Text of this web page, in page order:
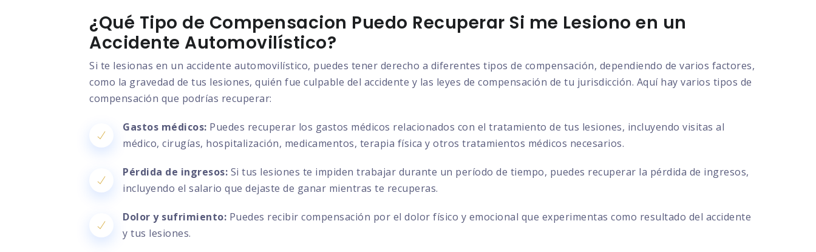
¿Qué Tipo de Compensacion Puedo Recuperar Si me Lesiono en un
Accidente Automovilístico?
Si te lesionas en un accidente automovilístico, puedes tener derecho a diferentes tipos de compensación, dependiendo de varios factores,
como la gravedad de tus lesiones, quién fue culpable del accidente y las leyes de compensación de tu jurisdicción. Aquí hay varios tipos de
compensación que podrías recuperar:
Gastos médicos: Puedes recuperar los gastos médicos relacionados con el tratamiento de tus lesiones, incluyendo visitas al
médico, cirugías, hospitalización, medicamentos, terapia física y otros tratamientos médicos necesarios.
Pérdida de ingresos: Si tus lesiones te impiden trabajar durante un período de tiempo, puedes recuperar la pérdida de ingresos,
incluyendo el salario que dejaste de ganar mientras te recuperas.
Dolor y sufrimiento: Puedes recibir compensación por el dolor físico y emocional que experimentas como resultado del accidente
y tus lesiones.